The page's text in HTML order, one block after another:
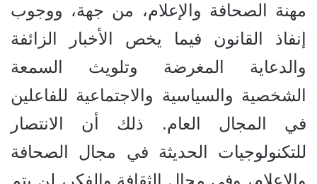
مهنة الصحافة والإعلام، من جهة، ووجوب
إنفاذ القانون فيما يخص الأخبار الزائفة
والدعاية المغرضة وتلويث السمعة
الشخصية والسياسية والاجتماعية للفاعلين
في المجال العام. ذلك أن الانتصار
للتكنولوجيات الحديثة في مجال الصحافة